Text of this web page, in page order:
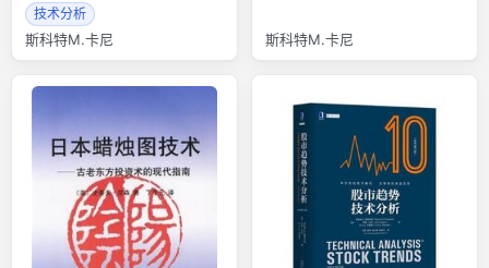
技术分析
斯科特M.卡尼 斯科特M.卡尼